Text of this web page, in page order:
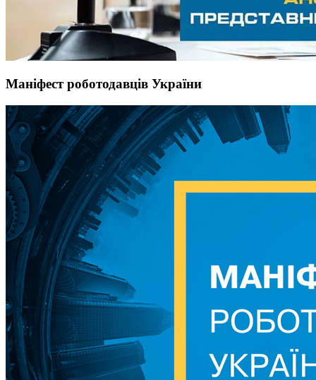
Маніфест роботодавців України